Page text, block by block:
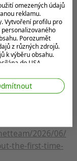
zde »
2026/06/
a-
2026/06/
the-first-time-
omezených údajů
reklamu.
Vytvoření profilu pro
Porozumět
z různých zdrojů.
k výběru obsahu.
do USA.
v